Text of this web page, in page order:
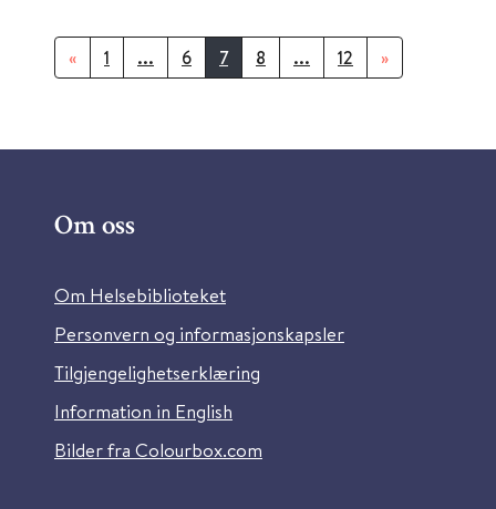
« 1 ... 6 7 8 ... 12 »
Om oss
Om Helsebiblioteket
Personvern og informasjonskapsler
Tilgjengelighetserklæring
Information in English
Bilder fra Colourbox.com